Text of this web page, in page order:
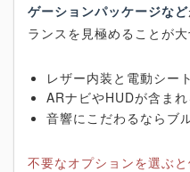
ゲーションパッケージなど
ランスを見極めることが大
レザー内装と電動シー
ARナビやHUDが含ま
音響にこだわるならブ
不要なオプションを選ぶ